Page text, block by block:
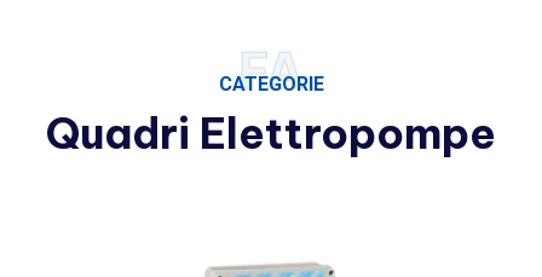
FA
CATEGORIE
Quadri Elettropompe